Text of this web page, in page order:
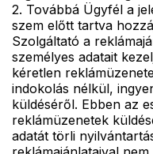
2. Továbbá Ügyfél a
szem előtt tartva
Szolgáltató a
személyes adatait
kéretlen
indokolás nélkül,
küldéséről. Ebben az
reklámüzenetek
adatát törli